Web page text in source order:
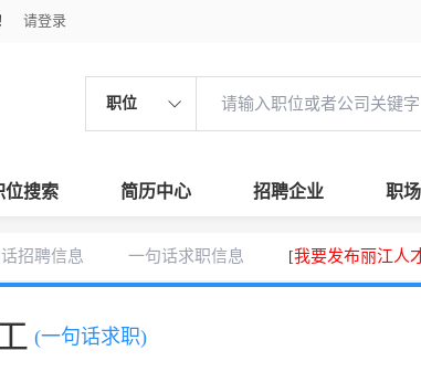
请登录
职位
位搜索 简历中心 招聘企业 职
招聘信息 一句话求职信息 [我要发布丽江人
(一句话求职)